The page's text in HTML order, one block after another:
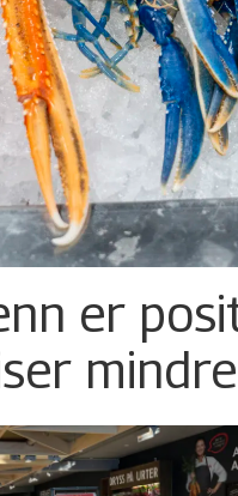
er
mindre